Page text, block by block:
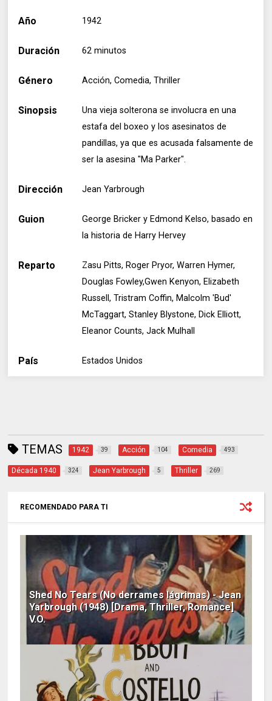
Año 1942
Duración 62 minutos
Género Acción, Comedia, Thriller
Sinopsis
Una vieja solterona se involucra en una
estafa del boxeo y los asesinatos de
pandillas, ya que es acusada falsamente de
ser la asesina "Ma Parker".
Dirección Jean Yarbrough
Guion
George Bricker y Edmond Kelso, basado en
la historia de Harry Hervey
Reparto
Zasu Pitts, Roger Pryor, Warren Hymer,
Douglas Fowley,Gwen Kenyon, Elizabeth
Russell, Tristram Coffin, Malcolm 'Bud'
McTaggart, Stanley Blystone, Dick Elliott,
Eleanor Counts, Jack Mulhall
País Estados Unidos
TEMAS 1942 39 Acción 104 Comedia 493
Década 1940 324 Jean Yarbrough 5 Thriller 269
RECOMENDADO PARA TI
Shed No Tears (No derrames lágrimas) - Jean
Yarbrough (1948) [Drama, Thriller, Romance]
V.O.